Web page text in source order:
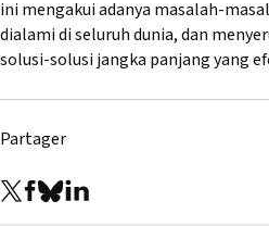
Documents d'information
Procédures juridiques
ini mengakui adanya masalah-
dialami di seluruh dunia, dan
solusi-solusi jangka panjang yang
Partager